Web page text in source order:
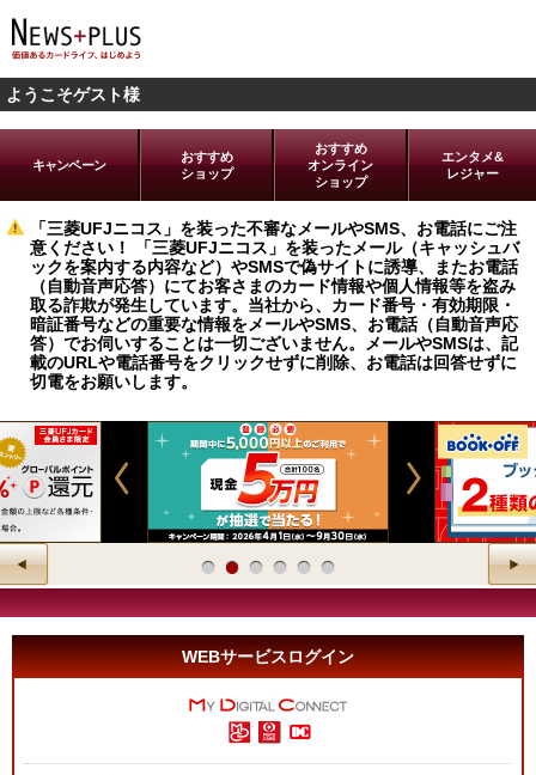
ようこそゲスト様
キャンペーン
おすすめ
ショップ
おすすめ
オンライン
ショップ
エンタメ&
レジャー
「三菱UFJニコス」を装った不審なメールやSMS、お電話にご注
意ください！ 「三菱UFJニコス」を装ったメール（キャッシュバ
ックを案内する内容など）やSMSで偽サイトに誘導、またお電話
（自動音声応答）にてお客さまのカード情報や個人情報等を盗み
取る詐欺が発生しています。当社から、カード番号・有効期限・
暗証番号などの重要な情報をメールやSMS、お電話（自動音声応
答）でお伺いすることは一切ございません。メールやSMSは、記
載のURLや電話番号をクリックせずに削除、お電話は回答せずに
切電をお願いします。
WEBサービスログイン